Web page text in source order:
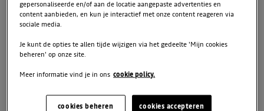
gepersonaliseerde en/of aan de locatie aangepaste advertenties en
content aanbieden, en kun je interactief met onze content reageren via
sociale media.
Je kunt de opties te allen tijde wijzigen via het gedeelte 'Mijn cookies
beheren' op onze site.
Meer informatie vind je in ons cookie policy.
cookies accepteren
cookies beheren